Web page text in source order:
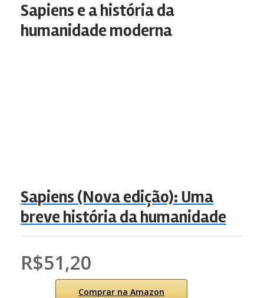
Sapiens e a história da
humanidade moderna
Sapiens (Nova edição): Uma
breve história da humanidade
R$51,20
Comprar na Amazon